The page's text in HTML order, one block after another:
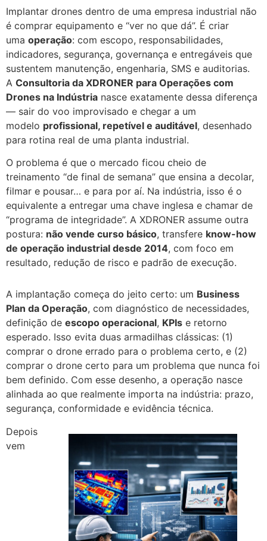
Implantar drones dentro de uma empresa industrial não
é comprar equipamento e “ver no que dá”. É criar
uma operação: com escopo, responsabilidades,
indicadores, segurança, governança e entregáveis que
sustentem manutenção, engenharia, SMS e auditorias.
A Consultoria da XDRONER para Operações com
Drones na Indústria nasce exatamente dessa diferença
— sair do voo improvisado e chegar a um
modelo profissional, repetível e auditável, desenhado
para rotina real de uma planta industrial.
O problema é que o mercado ficou cheio de
treinamento “de final de semana” que ensina a decolar,
filmar e pousar… e para por aí. Na indústria, isso é o
equivalente a entregar uma chave inglesa e chamar de
“programa de integridade”. A XDRONER assume outra
postura: não vende curso básico, transfere know-how
de operação industrial desde 2014, com foco em
resultado, redução de risco e padrão de execução.
A implantação começa do jeito certo: um Business
Plan da Operação, com diagnóstico de necessidades,
definição de escopo operacional, KPIs e retorno
esperado. Isso evita duas armadilhas clássicas: (1)
comprar o drone errado para o problema certo, e (2)
comprar o drone certo para um problema que nunca foi
bem definido. Com esse desenho, a operação nasce
alinhada ao que realmente importa na indústria: prazo,
segurança, conformidade e evidência técnica.
Depois
vem